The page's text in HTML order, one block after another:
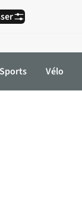
cart
Sports Vélo